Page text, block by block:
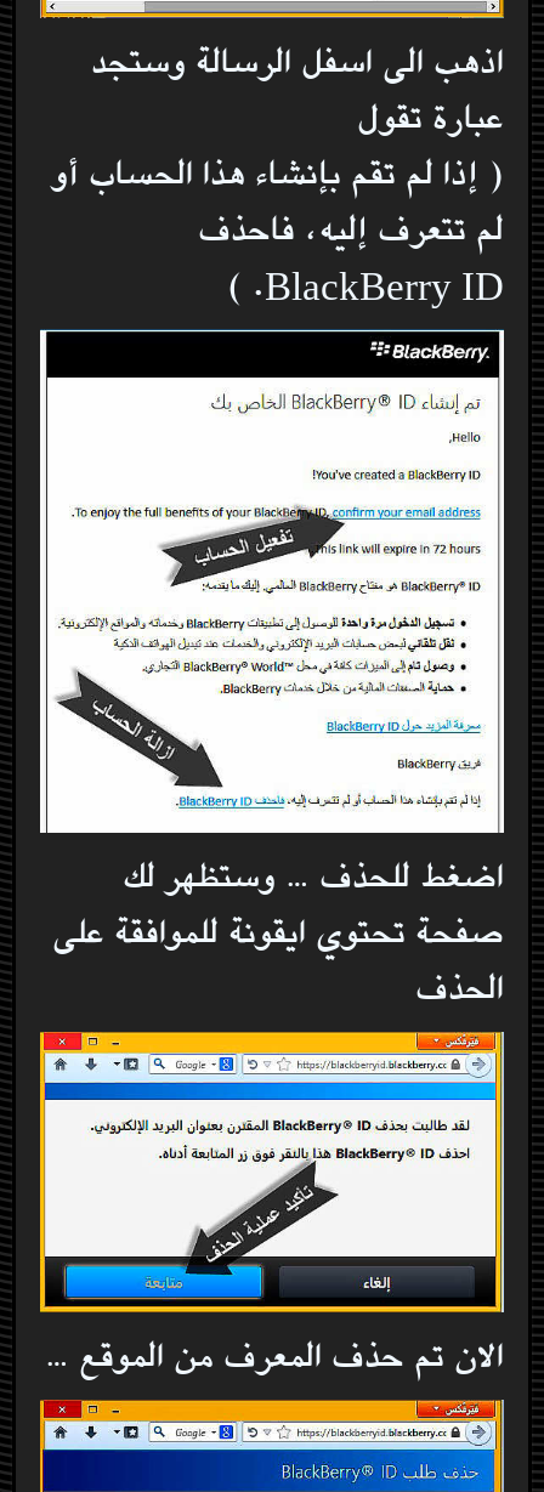
اذهب الى اسفل الرسالة وستجد
عبارة تقول
( إذا لم تقم بإنشاء هذا الحساب أو
لم تتعرف إليه، فاحذف
BlackBerry ID. )
اضغط للحذف … وستظهر لك
صفحة تحتوي ايقونة للموافقة على
الحذف
الان تم حذف المعرف من الموقع …